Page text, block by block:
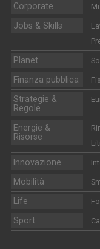
Corporate
Jobs & Skills
Planet
Finanza pubblica
Strategie &
Regole
Energie &
Risorse
Innovazione
Mobilità
Life
Sport